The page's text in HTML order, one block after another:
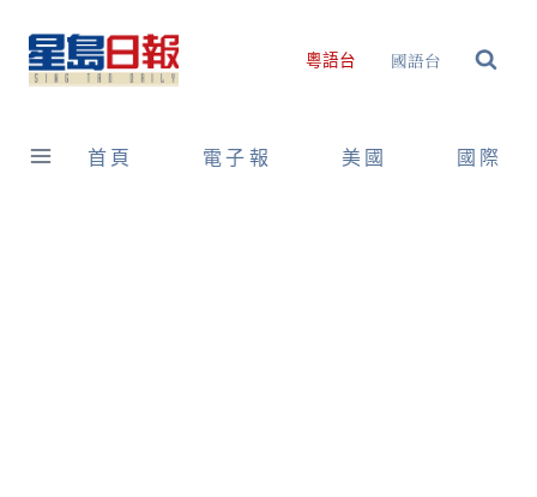
content
粵語台 國語台
首頁 電子報 美國 國際